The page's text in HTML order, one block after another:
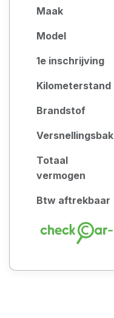
Maak
Model
1e inschrijving
Kilometerstand
Brandstof
Versnellingsbak
Totaal
vermogen
Btw aftrekbaar